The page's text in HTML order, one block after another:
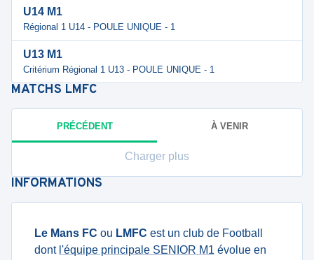
U14 M1
Régional 1 U14 - POULE UNIQUE - 1
U13 M1
Critérium Régional 1 U13 - POULE UNIQUE - 1
MATCHS LMFC
PRÉCÉDENT À VENIR
Charger plus
INFORMATIONS
Le Mans FC ou LMFC est un club de Football
dont l'équipe principale SENIOR M1 évolue en